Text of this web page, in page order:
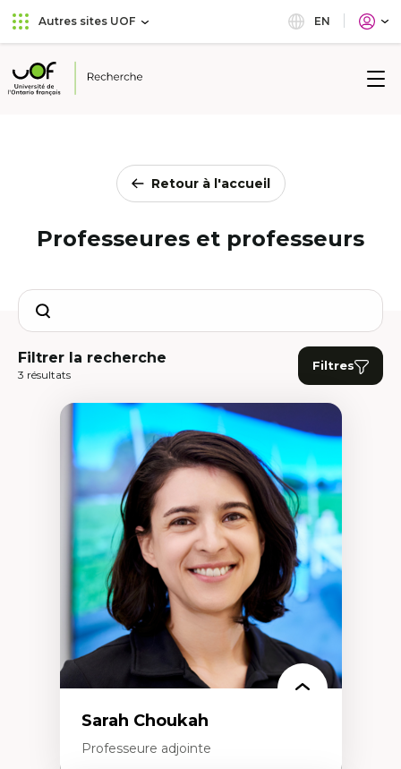
Aller
au
principal
Passer
au
Autres sites UOF EN
Université
Retour à l'accueil
Professeures et professeurs
Search
Filtrer la recherche
3 résultats
Filtres
Sarah Choukah
Professeure adjointe